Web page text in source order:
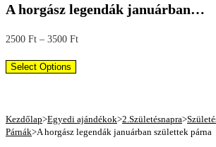
A horgász legendák januárban…
2500 Ft – 3500 Ft
Select Options
Kezdőlap>Egyedi ajándékok>2.Születésnapra>
Párnák>A horgász legendák januárban születtek párna